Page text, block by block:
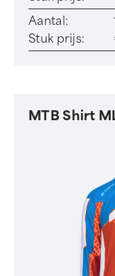
Aantal:
Stuk prijs:
MTB Shirt